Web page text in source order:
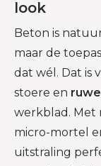
look
Beton is
maar de
dat wél. Dat is
stoere en
werkblad. Met
micro-mortel
uitstraling